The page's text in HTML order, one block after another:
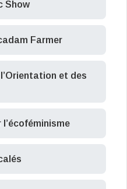
Show
Farmer
et des